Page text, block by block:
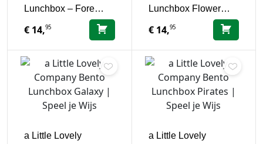
Lunchbox – Fore…
€ 14,95
Lunchbox Flower…
€14,95
a Little Lovely
a Little Lovely